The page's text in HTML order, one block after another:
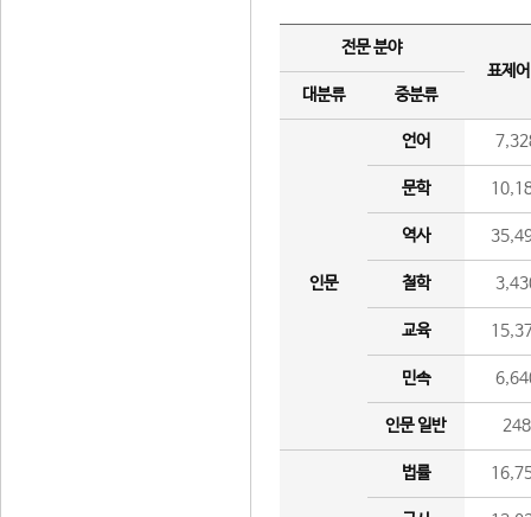
전문 분야
표제
대분류
중분류
인문
언어
문학
역사
철학
교육
민속
인문 일반 248
법률